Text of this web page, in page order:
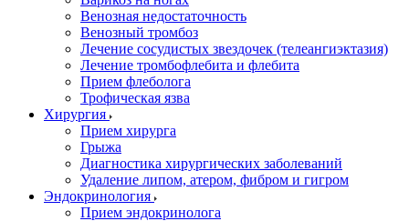
Венозная недостаточность
Венозный тромбоз
Лечение сосудистых звездочек (телеангиэктазия)
Лечение тромбофлебита и флебита
Прием флеболога
Трофическая язва
Хирургия
Прием хирурга
Грыжа
Диагностика хирургических заболеваний
Удаление липом, атером, фибром и гигром
Эндокринология
Прием эндокринолога